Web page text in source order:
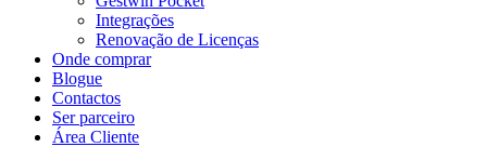
Integrações
Renovação de Licenças
Onde comprar
Blogue
Contactos
Ser parceiro
Área Cliente